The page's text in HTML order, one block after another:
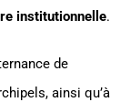
institutionnelle.
de
ainsi qu’à